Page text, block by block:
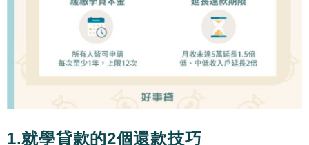
1.就學貸款的2個還款技巧